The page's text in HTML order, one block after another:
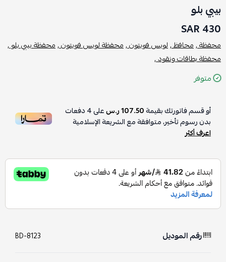
بيبي بلو
430 SAR
محفظة ,محافظ ,لويس فويتون ,محفظة لويس فويتون ,محفظة بيبي بلو ,
محفظة بطاقات ونقود ,
متوفر
أو قسم فاتورتك بقيمة107.50 ر.س على4دفعات
بدون رسوم تأخير، متوافقة مع الشريعة الإسلامية
اعرف أكثر
رقم الموديل BD-8123